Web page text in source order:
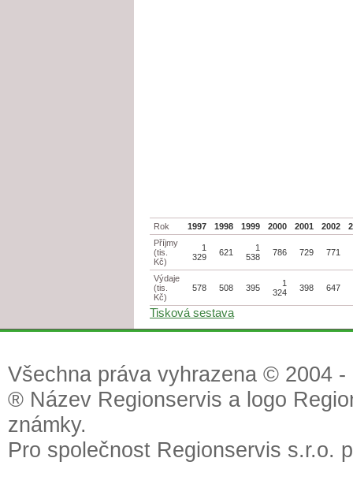
Rok 1997 1998 1999 2000 2001 2002
Příjmy
(tis.
Kč)
1
329
621
1
538
786 729 771
Výdaje
(tis.
Kč)
578 508 395
1
324
398 647
Tisková sestava
Všechna práva vyhrazena © 2004
® Název Regionservis a logo
známky.
Pro společnost Regionservis s.r.o.